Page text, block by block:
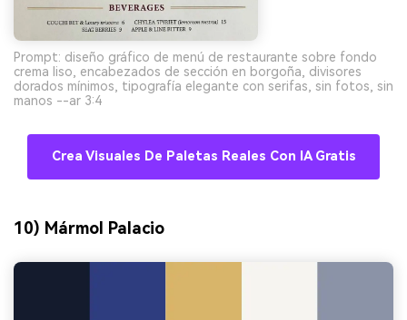
Prompt: diseño gráfico de menú de restaurante sobre fondo
crema liso, encabezados de sección en borgoña, divisores
dorados mínimos, tipografía elegante con serifas, sin fotos, sin
manos --ar 3:4
Crea Visuales De Paletas Reales Con IA Gratis
10) Mármol Palacio